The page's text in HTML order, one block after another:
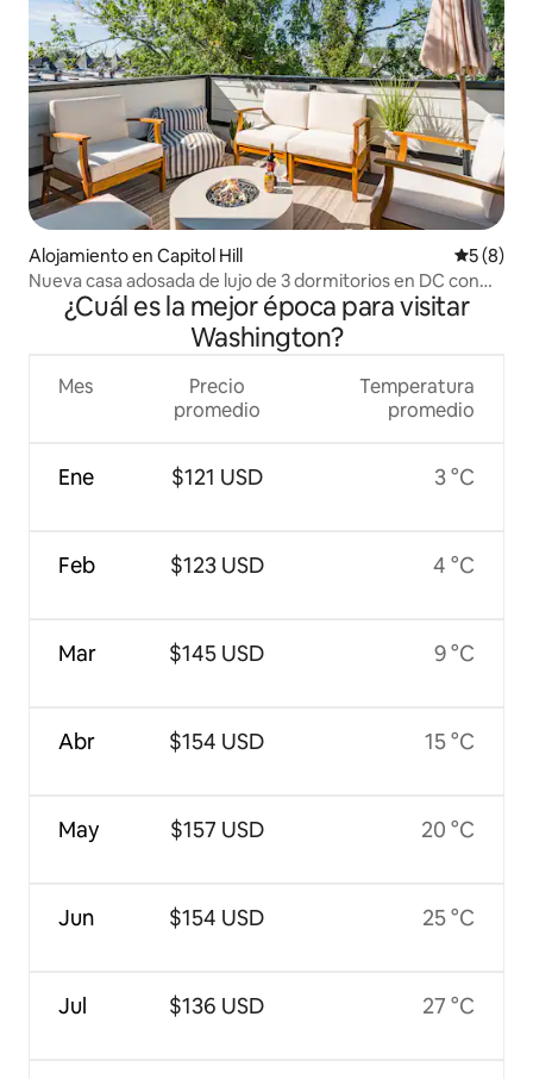
Alojamiento en Capitol Hill
5 (8)
Nueva casa adosada de lujo de 3 dormitorios en DC con
terraza en la azotea
¿Cuál es la mejor época para visitar
Washington?
Mes
Ene
Feb
Mar
Abr
May
Jun
Jul
Precio
promedio
$121 USD
$123 USD
$145 USD
$154 USD
$157 USD
$154 USD
$136 USD
Temperatura
promedio
3 °C
4 °C
9 °C
15 °C
20 °C
25 °C
27 °C